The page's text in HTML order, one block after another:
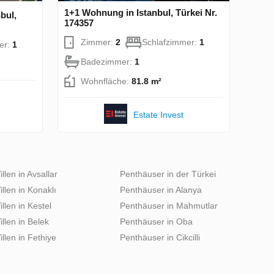
1
1+1 Wohnung in Istanbul, Türkei Nr.
174357
Zimmer: 2 Schlafzimmer: 1
Badezimmer: 1
Wohnfläche: 81.8 m²
Estate Invest
in Avsallar
in Konaklı
in Kestel
in Belek
in Fethiye
Penthäuser in der Türkei
Penthäuser in Alanya
Penthäuser in Mahmutlar
Penthäuser in Oba
Penthäuser in Cikcilli